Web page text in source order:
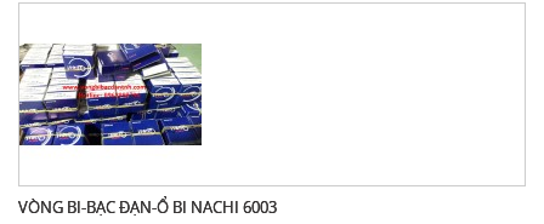
VÒNG BI-BẠC ĐẠN-Ổ BI NACHI 6003